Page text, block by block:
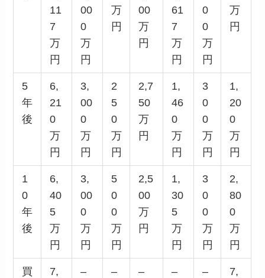
11
7
万
円
00
0
万
円
万
円
00
万
円
61
7
万
円
0
0
万
円
万
円
5
年
後
6,
21
0
万
円
3,
00
0
万
円
2
5
0
万
円
2,7
50
万
円
1,
46
0
万
円
3
0
0
万
円
1,
20
0
万
円
1
0
年
後
6,
40
5
万
円
3,
00
0
万
円
5
0
0
万
円
2,5
00
万
円
1,
30
5
万
円
3
0
0
万
円
2,
80
0
万
円
買
7,
– – – – –
7,